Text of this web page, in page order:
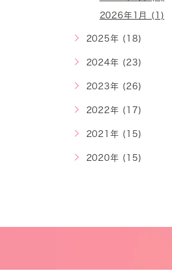
2026年1月 (1)
2025年 (18)
2024年 (23)
2023年 (26)
2022年 (17)
2021年 (15)
2020年 (15)